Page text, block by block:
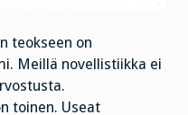
teokseen on
Meillä novellistiikka ei
toinen. Useat